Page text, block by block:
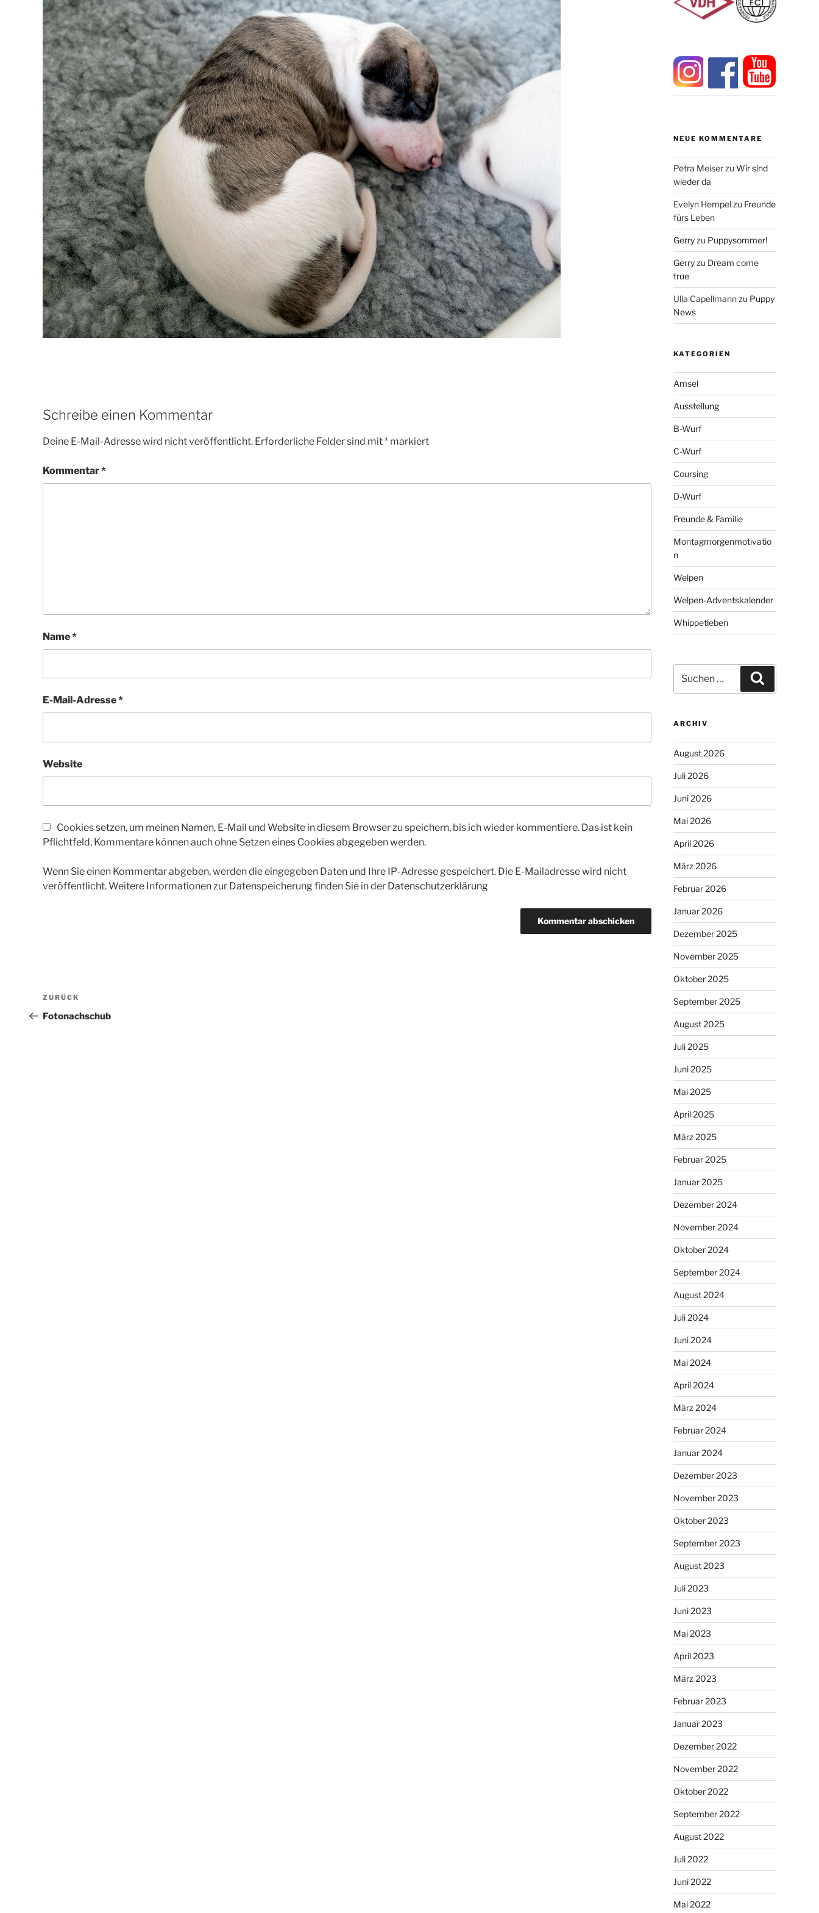
Schreibe einen Kommentar
Deine E-Mail-Adresse wird nicht veröffentlicht. Erforderliche Felder sind mit* markiert
Kommentar*
Name*
E-Mail-Adresse*
Website
Cookies setzen, um meinen Namen, E-Mail und Website in diesem Browser zu speichern, bis ich wieder kommentiere. Das ist kein
Pflichtfeld, Kommentare können auch ohne Setzen eines Cookies abgegeben werden.
Wenn Sie einen Kommentar abgeben, werden die eingegeben Daten und Ihre IP-Adresse gespeichert. Die E-Mailadresse wird nicht
veröffentlicht. Weitere Informationen zur Datenspeicherung finden Sie in der Datenschutzerklärung
Beitragsnavigation
Vorheriger
Beitrag
ZURÜCK
Fotonachschub
NEUE KOMMENTARE
Petra Meiser zuWir sind
wieder da
Evelyn Hempel zu Freunde
fürs Leben
Gerry zu Puppysommer!
Gerry zu Dream come
true
Ulla Capellmann zu Puppy
News
KATEGORIEN
Amsel
Ausstellung
B-Wurf
C-Wurf
Coursing
D-Wurf
Freunde & Familie
Montagmorgenmotivatio
n
Welpen
Welpen-Adventskalender
Whippetleben
nach:
ARCHIV
August 2026
Juli 2026
Juni 2026
Mai 2026
April 2026
März 2026
Februar 2026
Januar 2026
Dezember 2025
November 2025
Oktober 2025
September 2025
August 2025
Juli 2025
Juni 2025
Mai 2025
April 2025
März 2025
Februar 2025
Januar 2025
Dezember 2024
November 2024
Oktober 2024
September 2024
August 2024
Juli 2024
Juni 2024
Mai 2024
April 2024
März 2024
Februar 2024
Januar 2024
Dezember 2023
November 2023
Oktober 2023
September 2023
August 2023
Juli 2023
Juni 2023
Mai 2023
April 2023
März 2023
Februar 2023
Januar 2023
Dezember 2022
November 2022
Oktober 2022
September 2022
August 2022
Juli 2022
Juni 2022
Mai 2022